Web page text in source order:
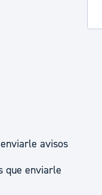
avisos
que enviarle